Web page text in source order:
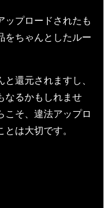
ップロードされたも
をちゃんとしたルー
還元されますし、
なるかもしれませ
こそ、違法アップロ
は大切です。